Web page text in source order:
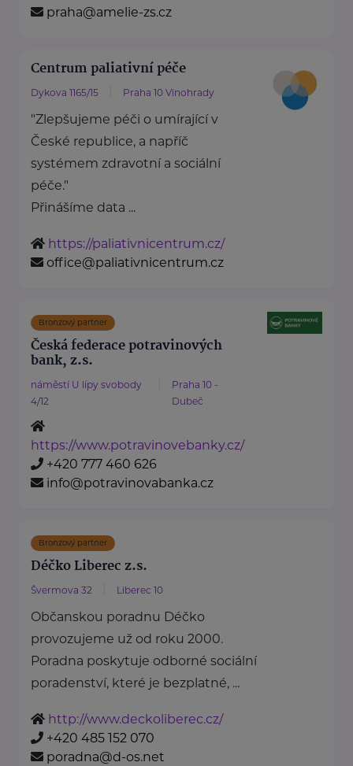
praha@amelie-zs.cz
Centrum paliativní péče
Dykova 1165/15 Praha 10 Vinohrady
"Zlepšujeme péči o umírající v
České republice, a napříč
systémem zdravotní a sociální
péče."
Přinášíme data ...
https://paliativnicentrum.cz/
office@paliativnicentrum.cz
Bronzový partner
Česká federace potravinových
bank, z.s.
náměstí U lípy svobody
4/12
Praha 10 -
Dubeč
https://www.potravinovebanky.cz/
+420 777 460 626
info@potravinovabanka.cz
Bronzový partner
Déčko Liberec z.s.
Švermova 32 Liberec 10
Občanskou poradnu Déčko
provozujeme už od roku 2000.
Poradna poskytuje odborné sociální
poradenství, které je bezplatné, ...
http://www.deckoliberec.cz/
+420 485 152 070
poradna@d-os.net